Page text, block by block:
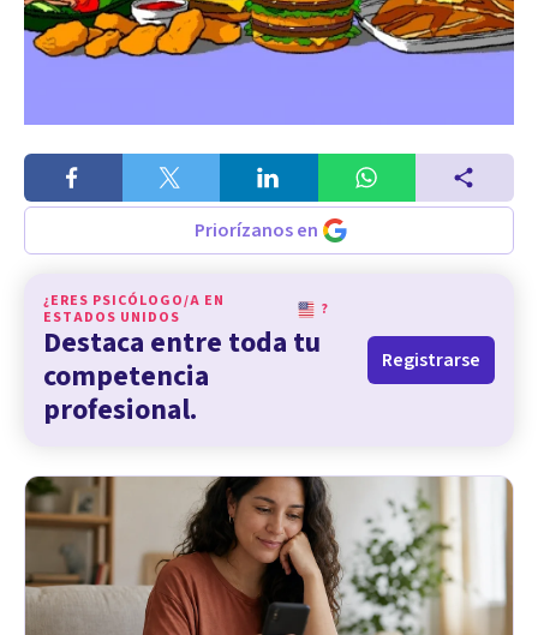
Priorízanos en
¿ERES PSICÓLOGO/A EN
ESTADOS UNIDOS
?
Destaca entre toda tu
competencia
profesional.
Registrarse